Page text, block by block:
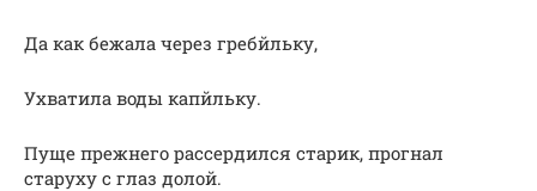
Да как бежала через гребйльку,
Ухватила воды капйльку.
Пуще прежнего рассердился старик, прогнал
старуху с глаз долой.